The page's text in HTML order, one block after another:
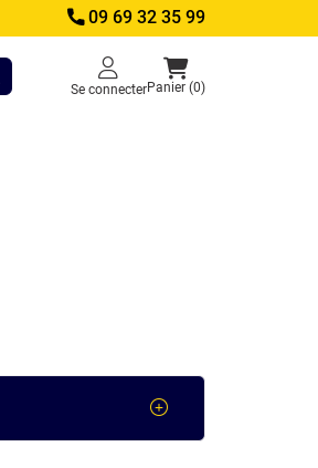
09 69 32 35 99
Se connecterPanier (0)